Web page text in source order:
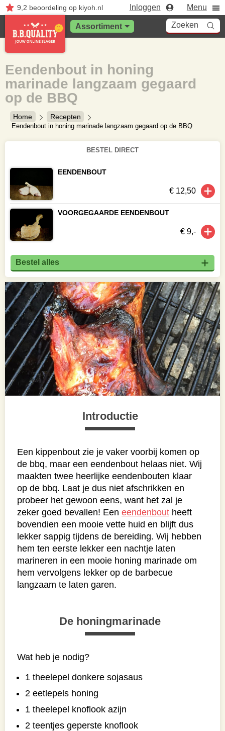
9,2 beoordelingop kiyoh.nl Inloggen Menu
Assortiment Zoeken
Home Recepten
Eendenbout in honing marinade langzaam gegaard op de BBQ
Eendenbout in honing
marinade langzaam gegaard
op de BBQ
Introductie
Een kippenbout zie je vaker voorbij komen op
de bbq, maar een eendenbout helaas niet. Wij
maakten twee heerlijke eendenbouten klaar
op de bbq. Laat je dus niet afschrikken en
probeer het gewoon eens, want het zal je
zeker goed bevallen! Een eendenbout heeft
bovendien een mooie vette huid en blijft dus
lekker sappig tijdens de bereiding. Wij hebben
hem ten eerste lekker een nachtje laten
marineren in een mooie honing marinade om
hem vervolgens lekker op de barbecue
langzaam te laten garen.
De honingmarinade
Wat heb je nodig?
1 theelepel donkere sojasaus
2 eetlepels honing
1 theelepel knoflook azijn
2 teentjes geperste knoflook
BESTEL DIRECT
EENDENBOUT
€ 12,50
VOORGEGAARDE EENDENBOUT
€ 9,-
Bestel alles